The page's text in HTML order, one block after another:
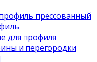
прессованный
для профиля
и перегородки